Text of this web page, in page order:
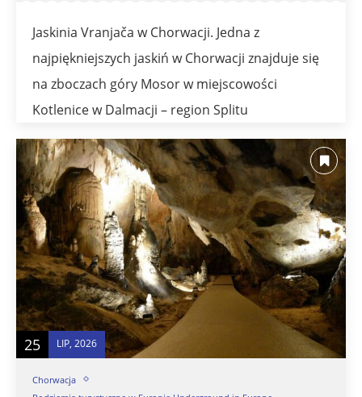
Jaskinia Vranjača w Chorwacji. Jedna z
najpiękniejszych jaskiń w Chorwacji znajduje się
na zboczach góry Mosor w miejscowości
Kotlenice w Dalmacji – region Splitu
25 LIP, 2026
Chorwacja